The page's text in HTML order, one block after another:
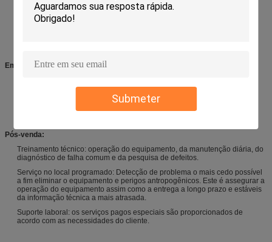
Submeter
Consulta técnica: teste o método, o planeamento do laboratório e a
sugestão.
Em-vendas:
Orientação para a preparação da instalação provisória, a comissão do
Calibração (quando a verificação do terceiro for exigida).
Pós-venda:
Treinamento técnico: operação do equipamento, da manutenção diária, do
diagnóstico de falha comum e da pesquisa de defeitos.
Serviço no local programado: Detecção de problema o mais cedo possível
a fim eliminar o equipamento e perigos antropogênicos. Este é assegurar a
operação do equipamento assim como a entrega a longo prazo e estáveis
da informação técnica a mais atrasada.
Suporte laboral: os serviços pagos especiais são proporcionados de
acordo com as necessidades do cliente.